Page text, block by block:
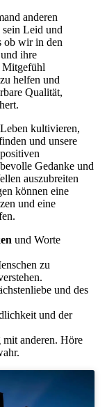
anderen
sein Leid und
ob wir in den
ihre
Mitgefühl
helfen und
Qualität,
kultivieren,
und unsere
Gedanke und
auszubreiten
können eine
und eine
und Worte
zu
und des
und der
mit anderen. Höre